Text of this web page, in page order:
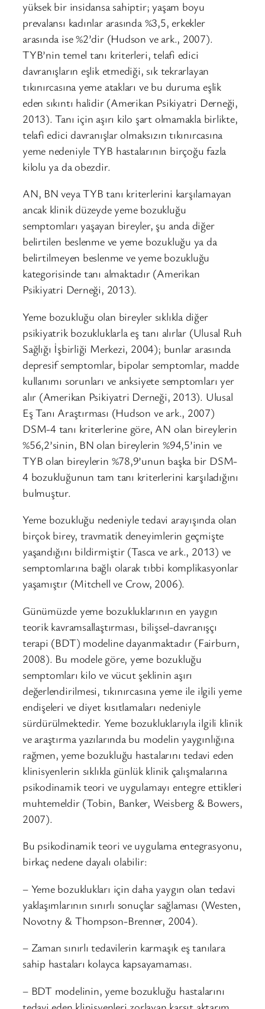
yüksek bir insidansa sahiptir; yaşam boyu
prevalansı kadınlar arasında %3,5, erkekler
arasında ise %2’dir (Hudson ve ark., 2007).
TYB’nin temel tanı kriterleri, telafi edici
davranışların eşlik etmediği, sık tekrarlayan
tıkınırcasına yeme atakları ve bu duruma eşlik
eden sıkıntı halidir (Amerikan Psikiyatri Derneği,
2013). Tanı için aşırı kilo şart olmamakla birlikte,
telafi edici davranışlar olmaksızın tıkınırcasına
yeme nedeniyle TYB hastalarının birçoğu fazla
kilolu ya da obezdir.
AN, BN veya TYB tanı kriterlerini karşılamayan
ancak klinik düzeyde yeme bozukluğu
semptomları yaşayan bireyler, şu anda diğer
belirtilen beslenme ve yeme bozukluğu ya da
belirtilmeyen beslenme ve yeme bozukluğu
kategorisinde tanı almaktadır (Amerikan
Psikiyatri Derneği, 2013).
Yeme bozukluğu olan bireyler sıklıkla diğer
psikiyatrik bozukluklarla eş tanı alırlar (Ulusal Ruh
Sağlığı İşbirliği Merkezi, 2004); bunlar arasında
depresif semptomlar, bipolar semptomlar, madde
kullanımı sorunları ve anksiyete semptomları yer
alır (Amerikan Psikiyatri Derneği, 2013). Ulusal
Eş Tanı Araştırması (Hudson ve ark., 2007)
DSM-4 tanı kriterlerine göre, AN olan bireylerin
%56,2’sinin, BN olan bireylerin %94,5’inin ve
TYB olan bireylerin %78,9’unun başka bir DSM-
4 bozukluğunun tam tanı kriterlerini karşıladığını
bulmuştur.
Yeme bozukluğu nedeniyle tedavi arayışında olan
birçok birey, travmatik deneyimlerin geçmişte
yaşandığını bildirmiştir (Tasca ve ark., 2013) ve
semptomlarına bağlı olarak tıbbi komplikasyonlar
yaşamıştır (Mitchell ve Crow, 2006).
Günümüzde yeme bozukluklarının en yaygın
teorik kavramsallaştırması, bilişsel-davranışçı
terapi (BDT) modeline dayanmaktadır (Fairburn,
2008). Bu modele göre, yeme bozukluğu
semptomları kilo ve vücut şeklinin aşırı
değerlendirilmesi, tıkınırcasına yeme ile ilgili yeme
endişeleri ve diyet kısıtlamaları nedeniyle
sürdürülmektedir. Yeme bozukluklarıyla ilgili klinik
ve araştırma yazılarında bu modelin yaygınlığına
rağmen, yeme bozukluğu hastalarını tedavi eden
klinisyenlerin sıklıkla günlük klinik çalışmalarına
psikodinamik teori ve uygulamayı entegre ettikleri
muhtemeldir (Tobin, Banker, Weisberg & Bowers,
2007).
Bu psikodinamik teori ve uygulama entegrasyonu,
birkaç nedene dayalı olabilir:
– Yeme bozuklukları için daha yaygın olan tedavi
yaklaşımlarının sınırlı sonuçlar sağlaması (Westen,
Novotny & Thompson-Brenner, 2004).
– Zaman sınırlı tedavilerin karmaşık eş tanılara
sahip hastaları kolayca kapsayamaması.
– BDT modelinin, yeme bozukluğu hastalarını